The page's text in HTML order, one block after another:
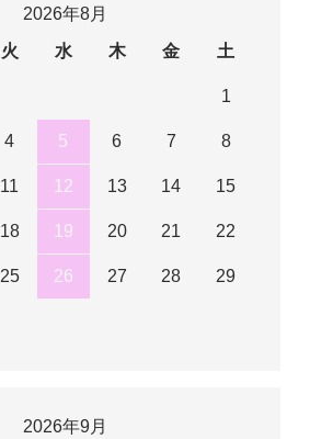
2026年8月
火 水 木 金 土
1
4 5 6 7 8
11 12 13 14 15
18 19 20 21 22
25 26 27 28 29
2026年9月